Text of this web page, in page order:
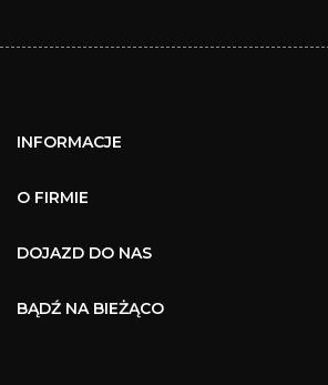
INFORMACJE
O FIRMIE
DOJAZD DO NAS
BĄDŹ NA BIEŻĄCO